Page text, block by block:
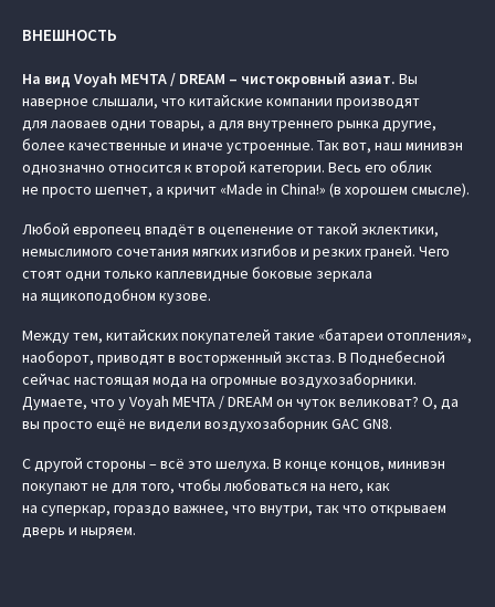
ВНЕШНОСТЬ
На вид Voyah МЕЧТА / DREAM – чистокровный азиат. Вы
наверное слышали, что китайские компании производят
для лаоваев одни товары, а для внутреннего рынка другие,
более качественные и иначе устроенные. Так вот, наш минивэн
однозначно относится к второй категории. Весь его облик
не просто шепчет, а кричит «Made in China!» (в хорошем смысле).
Любой европеец впадёт в оцепенение от такой эклектики,
немыслимого сочетания мягких изгибов и резких граней. Чего
стоят одни только каплевидные боковые зеркала
на ящикоподобном кузове.
Между тем, китайских покупателей такие «батареи отопления»,
наоборот, приводят в восторженный экстаз. В Поднебесной
сейчас настоящая мода на огромные воздухозаборники.
Думаете, что у Voyah МЕЧТА / DREAM он чуток великоват? О, да
вы просто ещё не видели воздухозаборник GAC GN8.
С другой стороны – всё это шелуха. В конце концов, минивэн
покупают не для того, чтобы любоваться на него, как
на суперкар, гораздо важнее, что внутри, так что открываем
дверь и ныряем.